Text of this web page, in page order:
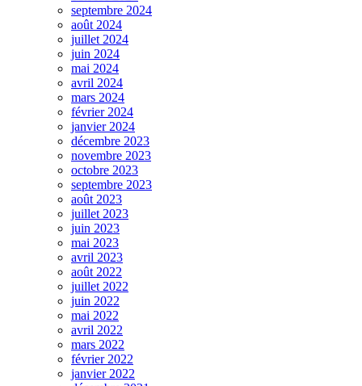
septembre 2024
août 2024
juillet 2024
juin 2024
mai 2024
avril 2024
mars 2024
février 2024
janvier 2024
décembre 2023
novembre 2023
octobre 2023
septembre 2023
août 2023
juillet 2023
juin 2023
mai 2023
avril 2023
août 2022
juillet 2022
juin 2022
mai 2022
avril 2022
mars 2022
février 2022
janvier 2022